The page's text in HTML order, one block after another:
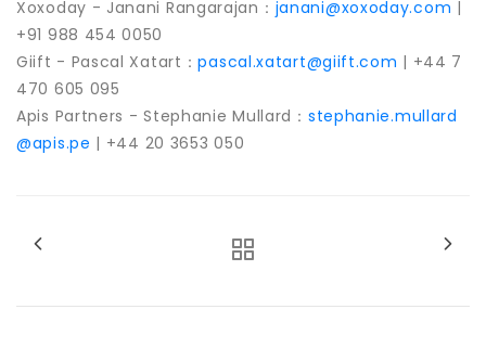
Xoxoday - Janani Rangarajan： janani@xoxoday.com |
+91 988 454 0050
Giift - Pascal Xatart：pascal.xatart@giift.com | +44 7
470 605 095
Apis Partners - Stephanie Mullard： stephanie.mullard
@apis.pe | +44 20 3653 050